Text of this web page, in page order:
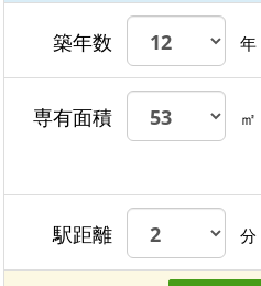
築年数 年
専有面積 ㎡
駅距離 分